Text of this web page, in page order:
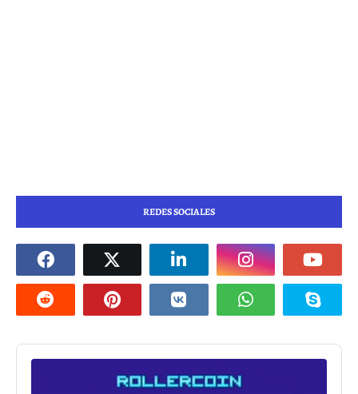
REDES SOCIALES